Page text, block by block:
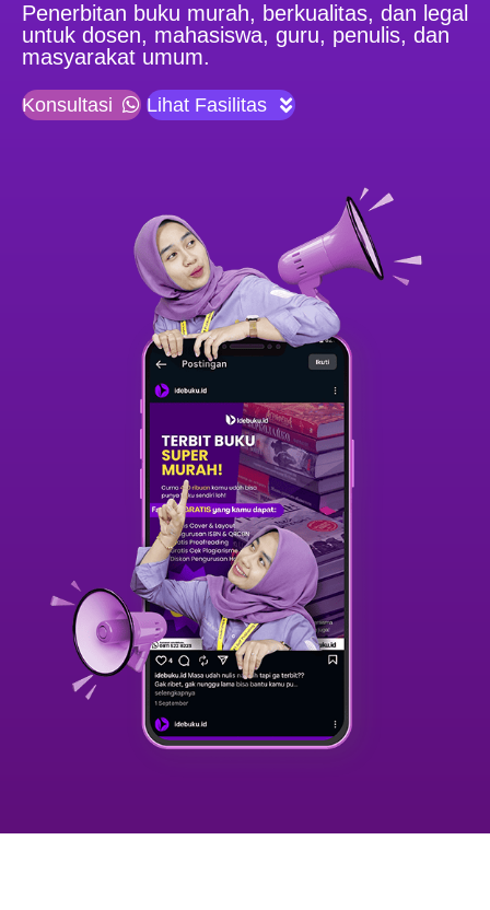
Penerbitan buku murah, berkualitas, dan legal
untuk dosen, mahasiswa, guru, penulis, dan
masyarakat umum.
Konsultasi Lihat Fasilitas